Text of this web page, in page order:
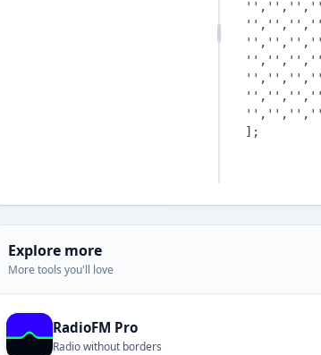
Explore more
More tools you'll love
RadioFM Pro
Radio without borders